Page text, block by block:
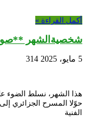
أكمل القراءة »
شخصيةالشهر
5 مايو، 2025 314
هذا الشهر، نسلط الضوء
حوّلا المسرح الجزائري
الفنية